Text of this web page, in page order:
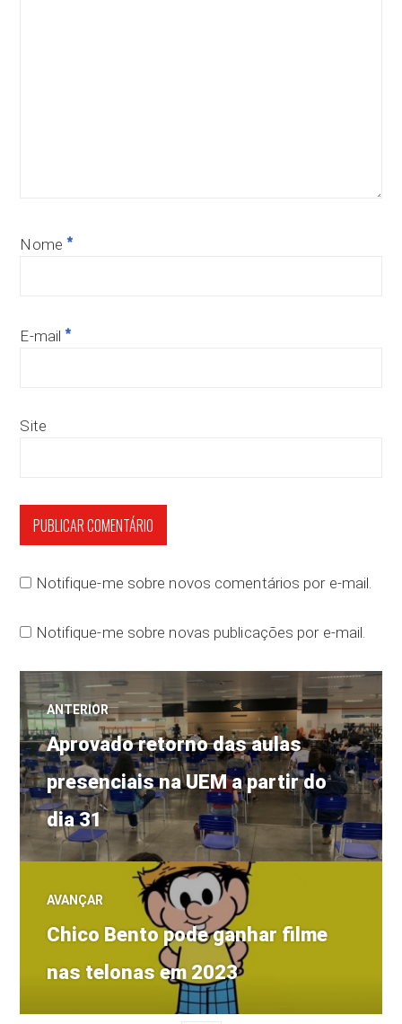
Nome *
E-mail *
Site
Notifique-me sobre novos comentários por e-mail.
Notifique-me sobre novas publicações por e-mail.
Navegação
de
Post
ANTERIOR
Post
anterior:
Aprovado retorno das aulas
presenciais na UEM a partir do
dia 31
AVANÇAR
Próximo
post:
Chico Bento pode ganhar filme
nas telonas em 2023